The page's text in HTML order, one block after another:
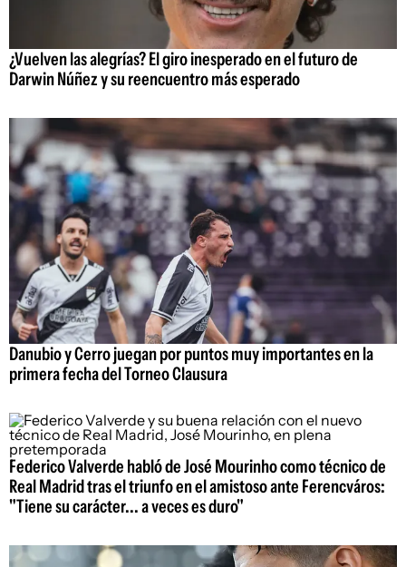
¿Vuelven las alegrías? El giro inesperado en el futuro de
Darwin Núñez y su reencuentro más esperado
Danubio y Cerro juegan por puntos muy importantes en la
primera fecha del Torneo Clausura
Federico Valverde habló de José Mourinho como técnico de
Real Madrid tras el triunfo en el amistoso ante Ferencváros:
"Tiene su carácter... a veces es duro"